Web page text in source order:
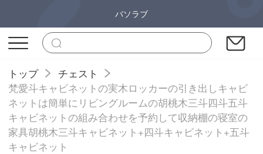
バソラブ
トップ
チェスト
梵愛斗キャビネットの実木ロッカーの引き出しキャビ
ネットは簡単にリビングルームの胡桃木三斗四斗五斗
キャビネットの組み合わせを予約して収納棚の寝室の
家具胡桃木三斗キャビネット+四斗キャビネット+五斗
キャビネット